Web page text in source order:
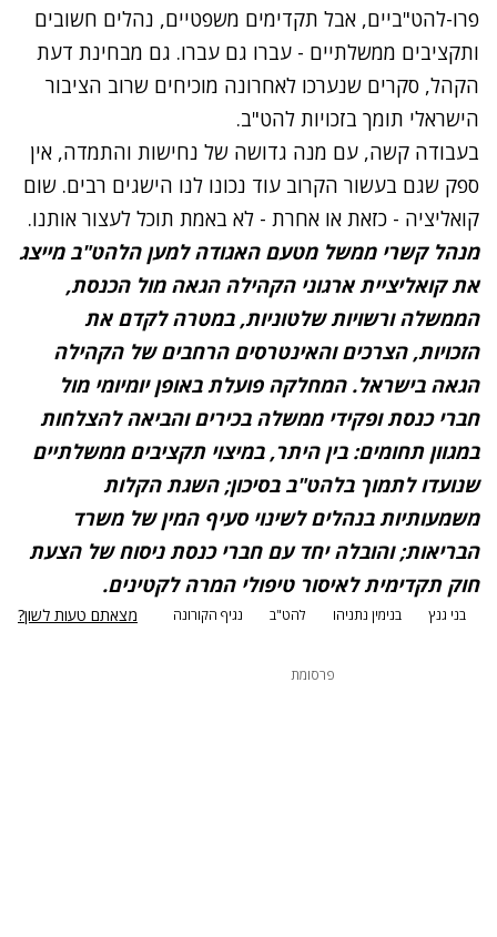
פרו-להט"ביים, אבל תקדימים משפטיים, נהלים חשובים
ותקציבים ממשלתיים - עברו גם עברו. גם מבחינת דעת
הקהל, סקרים שנערכו לאחרונה מוכיחים שרוב הציבור
הישראלי תומך בזכויות להט"ב.
בעבודה קשה, עם מנה גדושה של נחישות והתמדה, אין
ספק שגם בעשור הקרוב עוד נכונו לנו הישגים רבים. שום
קואליציה - כזאת או אחרת - לא באמת תוכל לעצור אותנו.
מנהל קשרי ממשל מטעם האגודה למען הלהט"ב מייצג
את קואליציית ארגוני הקהילה הגאה מול הכנסת,
הממשלה ורשויות שלטוניות, במטרה לקדם את
הזכויות, הצרכים והאינטרסים הרחבים של הקהילה
הגאה בישראל. המחלקה פועלת באופן יומיומי מול
חברי כנסת ופקידי ממשלה בכירים והביאה להצלחות
במגוון תחומים: בין היתר, במיצוי תקציבים ממשלתיים
שנועדו לתמוך בלהט"ב בסיכון; השגת הקלות
משמעותיות בנהלים לשינוי סעיף המין של משרד
הבריאות; והובלה יחד עם חברי כנסת ניסוח של הצעת
חוק תקדימית לאיסור טיפולי המרה לקטינים.
בני גנץ בנימין נתניהו להט"ב נגיף הקורונה מצאתם טעות לשון?
פרסומת